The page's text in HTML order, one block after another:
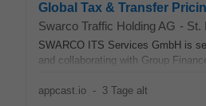
Global Tax & Transfer
Swarco Traffic Holding AG - St.
SWARCO ITS Services GmbH is
and collaborating with Group
appcast.io - 3 Tage alt